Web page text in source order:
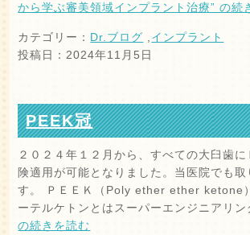
から学ぶ審美領域インプラント治療” の続
カテゴリー： Dr.ブログ ,インプラント
投稿日：2024年11月5日
PEEK冠
２０２４年１２月から、すべての大臼歯
険適用が可能となりました。当医院でも取
す。 ＰＥＥＫ（Poly ether ether ketone
ーテルケトンとはスーパーエンジニアリ
の続きを読む